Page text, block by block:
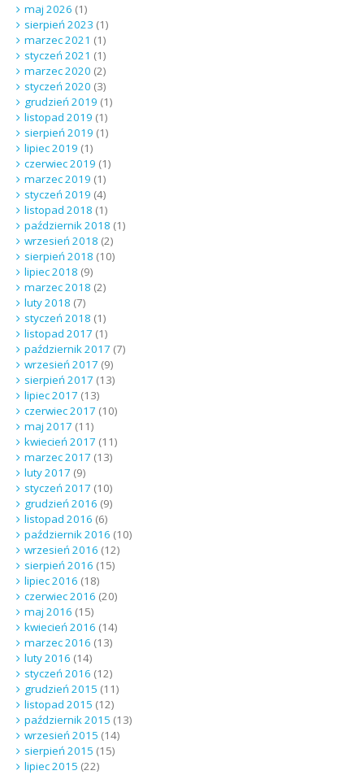
maj 2026 (1)
sierpień 2023 (1)
marzec 2021 (1)
styczeń 2021 (1)
marzec 2020 (2)
styczeń 2020 (3)
grudzień 2019 (1)
listopad 2019 (1)
sierpień 2019 (1)
lipiec 2019 (1)
czerwiec 2019 (1)
marzec 2019 (1)
styczeń 2019 (4)
listopad 2018 (1)
październik 2018 (1)
wrzesień 2018 (2)
sierpień 2018 (10)
lipiec 2018 (9)
marzec 2018 (2)
luty 2018 (7)
styczeń 2018 (1)
listopad 2017 (1)
październik 2017 (7)
wrzesień 2017 (9)
sierpień 2017 (13)
lipiec 2017 (13)
czerwiec 2017 (10)
maj 2017 (11)
kwiecień 2017 (11)
marzec 2017 (13)
luty 2017 (9)
styczeń 2017 (10)
grudzień 2016 (9)
listopad 2016 (6)
październik 2016 (10)
wrzesień 2016 (12)
sierpień 2016 (15)
lipiec 2016 (18)
czerwiec 2016 (20)
maj 2016 (15)
kwiecień 2016 (14)
marzec 2016 (13)
luty 2016 (14)
styczeń 2016 (12)
grudzień 2015 (11)
listopad 2015 (12)
październik 2015 (13)
wrzesień 2015 (14)
sierpień 2015 (15)
lipiec 2015 (22)